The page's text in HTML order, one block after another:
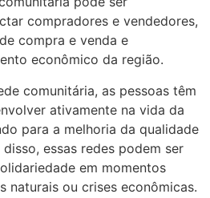
compradores e vendedores,
compra e venda e
econômico da região.
comunitária, as pessoas têm
ativamente na vida da
para a melhoria da qualidade
essas redes podem ser
em momentos
naturais ou crises econômicas.